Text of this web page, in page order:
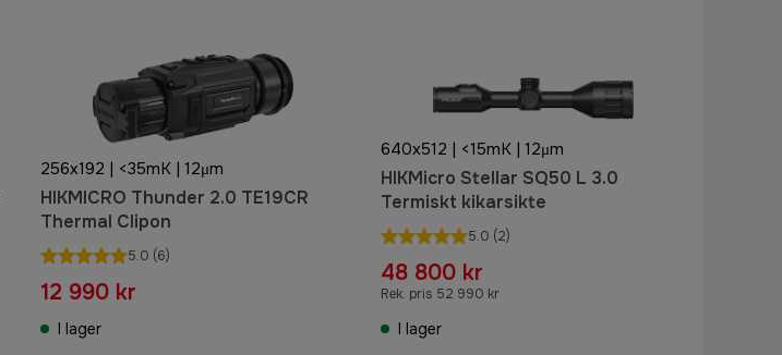
256x192 | <35mK | 12μm
HIKMICRO Thunder 2.0 TE19CR
Thermal Clipon
5.0 (6)
12 990 kr
I lager
640x512 | <15mK | 12μm
HIKMicro Stellar SQ50 L 3.0
Termiskt kikarsikte
5.0 (2)
48 800 kr
Rek. pris 52 990 kr
I lager